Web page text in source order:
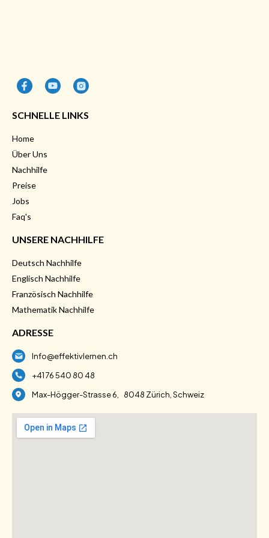
SCHNELLE LINKS
Home
Über Uns
Nachhilfe
Preise
Jobs
Faq's
UNSERE NACHHILFE
Deutsch Nachhilfe
Englisch Nachhilfe
Französisch Nachhilfe
Mathematik Nachhilfe
ADRESSE
Info@effektivlernen.ch
+41 76 540 80 48
Max-Högger-Strasse 6, 8048 Zürich, Schweiz